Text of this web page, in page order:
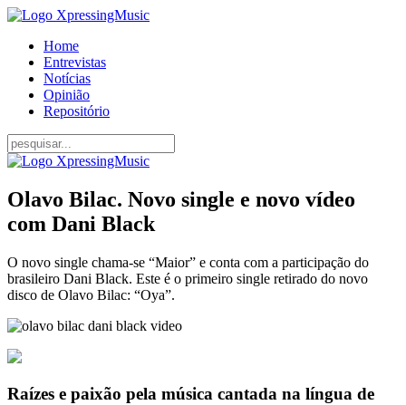
Home
Entrevistas
Notícias
Opinião
Repositório
Olavo Bilac. Novo single e novo vídeo
com Dani Black
O novo single chama-se “Maior” e conta com a participação do
brasileiro Dani Black. Este é o primeiro single retirado do novo
disco de Olavo Bilac: “Oya”.
Raízes e paixão pela música cantada na língua de